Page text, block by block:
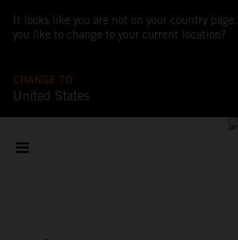
It looks like you are not on your country page.
you like to change to your current location?
CHANGE TO
United States